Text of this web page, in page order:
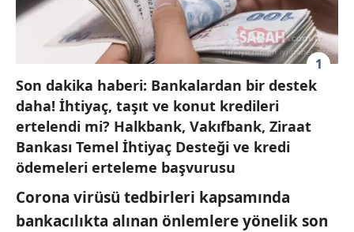
1
Son dakika haberi: Bankalardan bir destek
daha! İhtiyaç, taşıt ve konut kredileri
ertelendi mi? Halkbank, Vakıfbank, Ziraat
Bankası Temel İhtiyaç Desteği ve kredi
ödemeleri erteleme başvurusu
Corona virüsü tedbirleri kapsamında
bankacılıkta alınan önlemlere yönelik son